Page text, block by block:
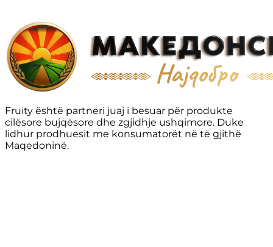
Fruity është partneri juaj i besuar për produkte
cilësore bujqësore dhe zgjidhje ushqimore. Duke
lidhur prodhuesit me konsumatorët në të gjithë
Maqedoninë.